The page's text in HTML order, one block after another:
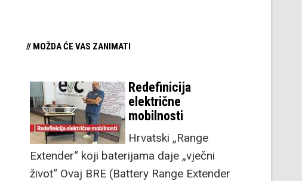
// MOŽDA ĆE VAS ZANIMATI
Redefinicija
električne
mobilnosti
Hrvatski „Range
Extender“ koji baterijama daje „vječni
život“ Ovaj BRE (Battery Range Extender